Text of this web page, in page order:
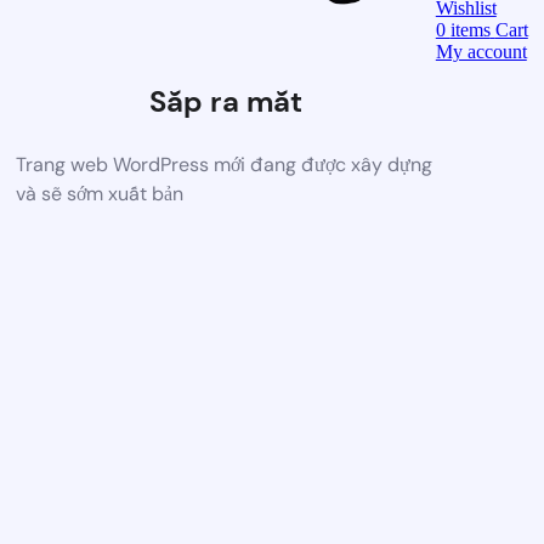
Sắp ra mắt
Trang web WordPress mới đang được xây dựng
và sẽ sớm xuất bản
Wishlist
0 items Cart
My account